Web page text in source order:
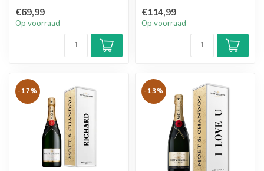
de g...
€69,99
Op voorraad
Met d...
€114,99
Op voorraad
-17% -13%